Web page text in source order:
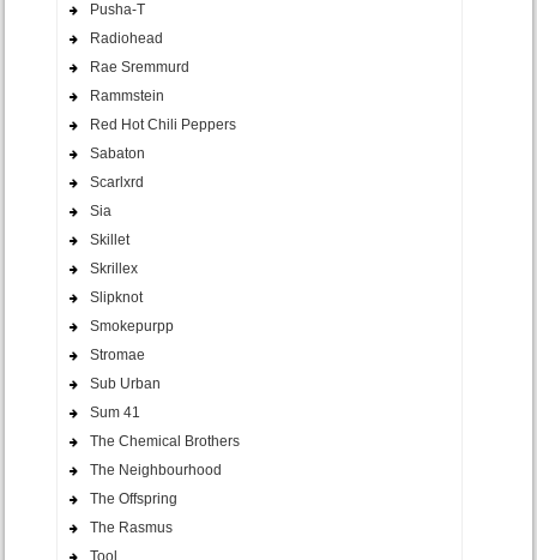
Pusha-T
Radiohead
Rae Sremmurd
Rammstein
Red Hot Chili Peppers
Sabaton
Scarlxrd
Sia
Skillet
Skrillex
Slipknot
Smokepurpp
Stromae
Sub Urban
Sum 41
The Chemical Brothers
The Neighbourhood
The Offspring
The Rasmus